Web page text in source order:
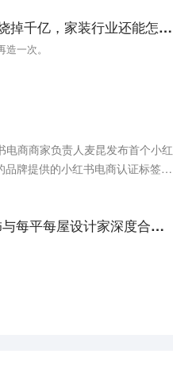
对话前阿里高管、天猫设计家CEO：这些年烧掉千亿，家装行业还能怎么做？
一次。
商商家负责人麦昆发布首个小红
牌提供的小红书电商认证标签。
项扶持。过去半年，小红书设计
山西发布数字化场景拓展行动方案；九鼎装饰与每平每屋设计家深度合作，推动数字化家装服务 | 36氪大公司数字化创新指南0910